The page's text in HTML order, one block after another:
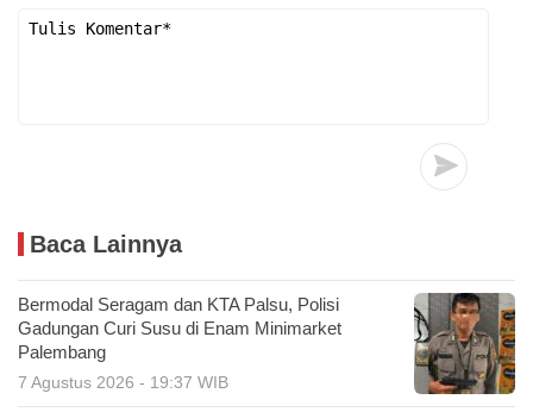
Baca Lainnya
Bermodal Seragam dan KTA Palsu, Polisi
Gadungan Curi Susu di Enam Minimarket
Palembang
7 Agustus 2026 - 19:37 WIB